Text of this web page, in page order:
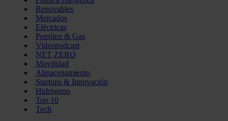
Renovables
Mercados
Eléctricas
Petróleo & Gas
Videopodcast
NET ZERO
Movilidad
Almacenamiento
Startups & Innovación
Hidrógeno
Top 10
Tech